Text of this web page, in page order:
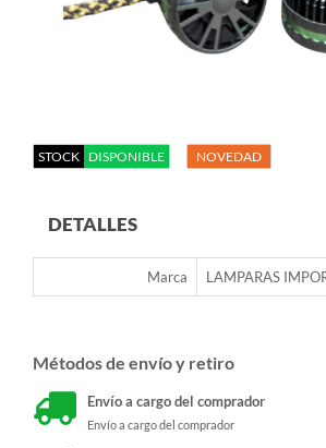
STOCK DISPONIBLE NOVEDAD
DETALLES
Marca LAMPARAS
Métodos de envío y retiro
Envío a cargo del comprador
Envío a cargo del comprador